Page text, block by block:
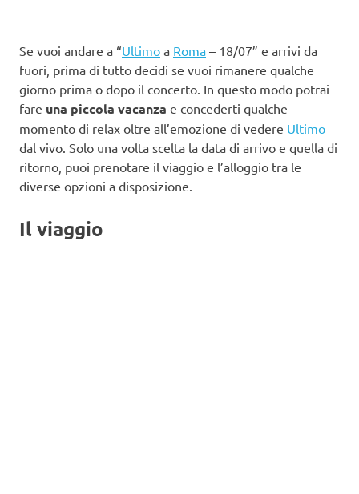
Se vuoi andare a “Ultimo a Roma – 18/07” e arrivi da
fuori, prima di tutto decidi se vuoi rimanere qualche
giorno prima o dopo il concerto. In questo modo potrai
fare una piccola vacanza e concederti qualche
momento di relax oltre all’emozione di vedere Ultimo
dal vivo. Solo una volta scelta la data di arrivo e quella di
ritorno, puoi prenotare il viaggio e l’alloggio tra le
diverse opzioni a disposizione.
Il viaggio